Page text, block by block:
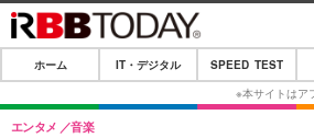
ホーム
IT・デジタル
ホーム IT・デジタル SPEED TEST
エンタメ 音楽